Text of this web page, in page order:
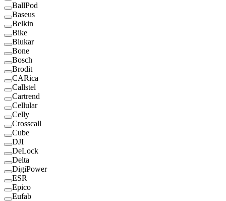
BallPod
Baseus
Belkin
Bike
Blukar
Bone
Bosch
Brodit
CARica
Callstel
Cartrend
Cellular
Celly
Crosscall
Cube
DJI
DeLock
Delta
DigiPower
ESR
Epico
Eufab